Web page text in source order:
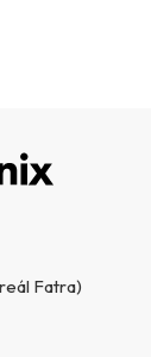
Fatra)